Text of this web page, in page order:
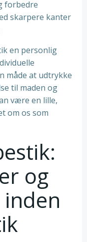
forbedre
skarpere kanter
en personlig
måde at udtrykke
til maden og
være en lille,
om os som
og